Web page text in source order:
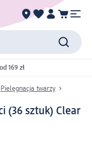
169 zł
Pielęgnacja twarzy
(36 sztuk) Clear